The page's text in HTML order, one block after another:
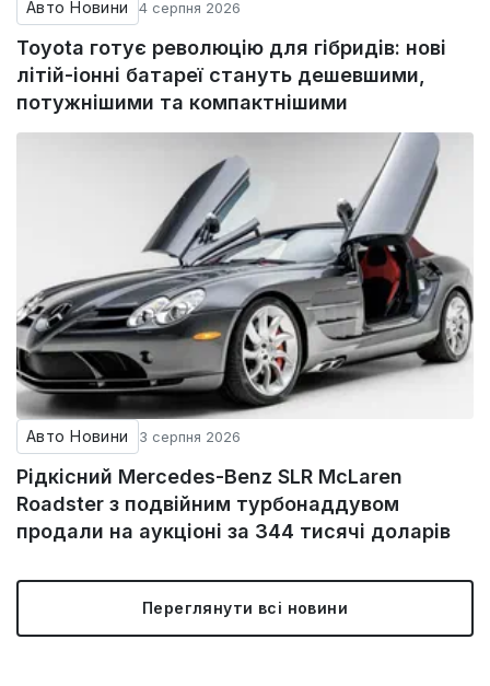
Авто Новини 4 серпня 2026
Toyota готує революцію для гібридів: нові
літій-іонні батареї стануть дешевшими,
потужнішими та компактнішими
Авто Новини 3 серпня 2026
Рідкісний Mercedes-Benz SLR McLaren
Roadster з подвійним турбонаддувом
продали на аукціоні за 344 тисячі доларів
Переглянути всі новини